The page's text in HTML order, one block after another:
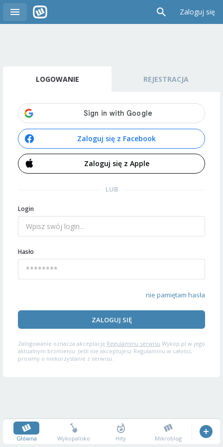
Zaloguj się
LOGOWANIE REJESTRACJA
Zaloguj się z Facebook
Zaloguj się z Apple
LUB
Login
Hasło
nie pamiętam hasła
ZALOGUJ SIĘ
Zalogowanie oznacza akceptację Regulaminu serwisu Wykop.pl w jego
aktualnym brzmieniu. Jeśli nie akceptujesz Regulaminu w całości,
prosimy o niekorzystanie z serwisu.
Główna Wykopalisko Hity Mikroblog